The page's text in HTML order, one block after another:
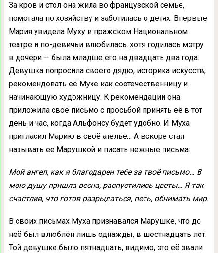
За кров и стол она жила во французской семье,
помогала по хозяйству и заботилась о детях. Впервые
Мария увидела Муху в пражском Национальном
театре и по-девичьи влюбилась, хотя годилась мэтру
в дочери — была младше его на двадцать два года.
Девушка попросила своего дядю, историка искусств,
рекомендовать её Мухе как соотечественницу и
начинающую художницу. К рекомендации она
приложила своё письмо с просьбой принять её в тот
день и час, когда Альфонсу будет удобно. И Муха
пригласил Марию в своё ателье… А вскоре стал
называть ее Марушкой и писать нежные письма:
Мой ангел, как я благодарен тебе за твоё письмо… В
мою душу пришла весна, распустились цветы… Я так
счастлив, что готов разрыдаться, петь, обнимать мир.
В своих письмах Муха признавался Марушке, что до
неё был влюблён лишь однажды, в шестнадцать лет.
Той девушке было пятнадцать, видимо, это её звали